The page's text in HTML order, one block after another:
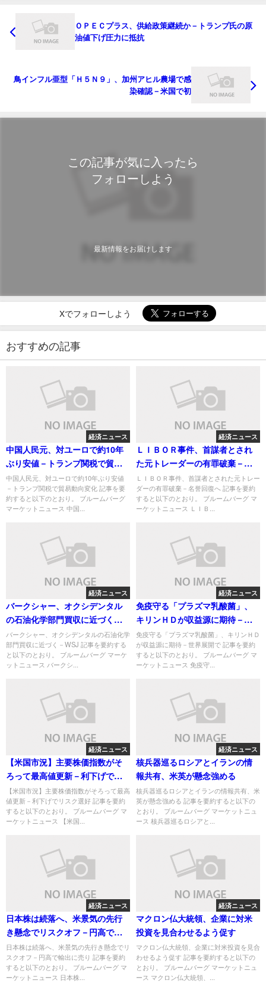
ＯＰＥＣプラス、供給政策継続か－トランプ氏の原
油値下げ圧力に抵抗
鳥インフル亜型「Ｈ５Ｎ９」、加州アヒル農場で感
染確認－米国で初
この記事が気に入ったら
フォローしよう
最新情報をお届けします
Xでフォローしよう
おすすめの記事
経済ニュース
中国人民元、対ユーロで約10年
ぶり安値－トランプ関税で貿易
動向変化
中国人民元、対ユーロで約10年ぶり安値
－トランプ関税で貿易動向変化 記事を要
約すると以下のとおり。 ブルームバーグ
マーケットニュース 中国...
経済ニュース
ＬＩＢＯＲ事件、首謀者とされ
た元トレーダーの有罪破棄－名
誉回復へ
ＬＩＢＯＲ事件、首謀者とされた元トレー
ダーの有罪破棄－名誉回復へ 記事を要約
すると以下のとおり。 ブルームバーグ マ
ーケットニュース ＬＩＢ...
経済ニュース
バークシャー、オクシデンタル
の石油化学部門買収に近づく－
WSJ
バークシャー、オクシデンタルの石油化学
部門買収に近づく－WSJ 記事を要約する
と以下のとおり。 ブルームバーグ マーケ
ットニュース バークシ...
経済ニュース
免疫守る「プラズマ乳酸菌」、
キリンＨＤが収益源に期待－世
界展開で
免疫守る「プラズマ乳酸菌」、キリンＨＤ
が収益源に期待－世界展開で 記事を要約
すると以下のとおり。 ブルームバーグ マ
ーケットニュース 免疫守...
経済ニュース
【米国市況】主要株価指数がそ
ろって最高値更新－利下げでリ
スク選好
【米国市況】主要株価指数がそろって最高
値更新－利下げでリスク選好 記事を要約
すると以下のとおり。 ブルームバーグ マ
ーケットニュース 【米国...
経済ニュース
核兵器巡るロシアとイランの情
報共有、米英が懸念強める
核兵器巡るロシアとイランの情報共有、米
英が懸念強める 記事を要約すると以下の
とおり。 ブルームバーグ マーケットニュ
ース 核兵器巡るロシアと...
経済ニュース
日本株は続落へ、米景気の先行
き懸念でリスクオフ－円高で輸
出に売り
日本株は続落へ、米景気の先行き懸念でリ
スクオフ－円高で輸出に売り 記事を要約
すると以下のとおり。 ブルームバーグ マ
ーケットニュース 日本株...
経済ニュース
マクロン仏大統領、企業に対米
投資を見合わせるよう促す
マクロン仏大統領、企業に対米投資を見合
わせるよう促す 記事を要約すると以下の
とおり。 ブルームバーグ マーケットニュ
ース マクロン仏大統領、...